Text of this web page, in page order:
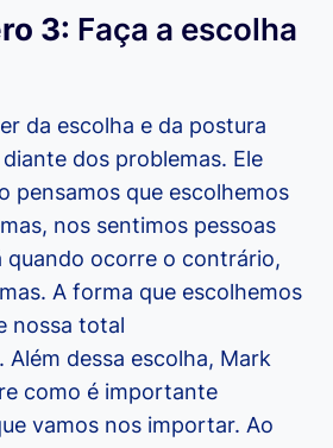
3: Faça a escolha
da escolha e da postura
dos problemas. Ele
pensamos que escolhemos
nos sentimos pessoas
quando ocorre o contrário,
A forma que escolhemos
nossa total
Além dessa escolha, Mark
como é importante
vamos nos importar. Ao